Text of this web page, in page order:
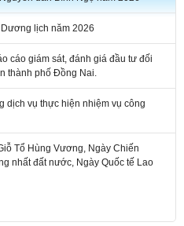
lịch năm 2026
cáo giám sát, đánh giá đầu tư đối
thành phố Đồng Nai.
dịch vụ thực hiện nhiệm vụ công
Tổ Hùng Vương, Ngày Chiến
nhất đất nước, Ngày Quốc tế Lao